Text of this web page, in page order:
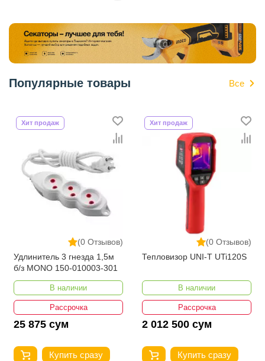
Популярные товары Все
(0 Отзывов)
Хит продаж
Удлинитель 3 гнезда 1,5м
б/з MONO 150-010003-301
В наличии
Рассрочка
25 875 сум
Купить сразу
(0 Отзывов)
Хит продаж
Тепловизор UNI-T UTi120S
В наличии
Рассрочка
2 012 500 сум
Купить сразу